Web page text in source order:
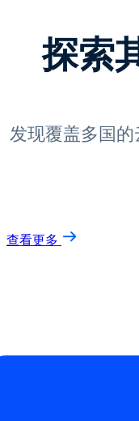
探索
发现覆盖多国
查看更多